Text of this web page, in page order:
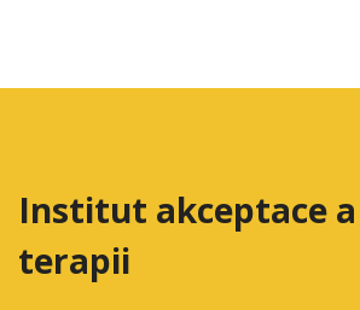
Institut akceptace
terapii